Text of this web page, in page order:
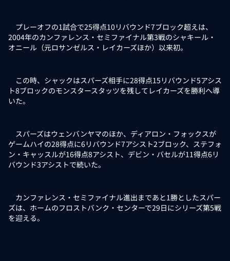
プレーオフの1試合で25得点10リバウンド7ブロック超えは、
2004年のカンファレンス・セミファイナル第3戦のシャキール・
オニール（元ロサンゼルス・レイカーズほか）以来初。
この時、シャックはスパーズ相手に28得点15リバウンド5アシス
ト8ブロックのモンスタースタッツを残してレイカーズを勝利へ導
いた。
スパーズはウェンバンヤマのほか、ディアロン・フォックスが
ゲームハイの28得点に6リバウンド7アシスト2ブロック、ステフォ
ン・キャッスルが16得点8アシスト、デビン・バセルが11得点6リ
バウンド3アシストで続いた。
カンファレンス・セミファイナル進出まであと1勝としたスパー
ズは、ホームのフロストバンク・センターで29日にシリーズ第5戦
を迎える。